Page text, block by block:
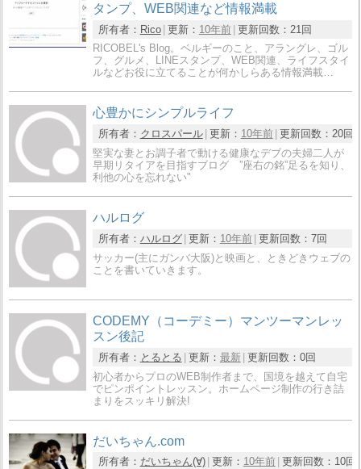
タンプ、WEB関連など情報満載
所有者： Rico 更新： 10年前 更新回数： 21回
RICOBEL's Blog。ベルギーのこと、アラングレ、ゴル
フ、グルメ、LINEスタンプ、WEB関連、ライフスタイ
ルなどお役に立てることが何かしらある情報満載…
心豊かにシンプルライフ
所有者： クロスパール 更新： 10年前 更新回数： 20回
堅実な妻とお調子者で動ける健康なデブの夫婦二人が
早期リタイアを目指すブログ ”座右の銘”足るを知り、
利他の心を忘れない"
ハルログ
所有者： ハルログ 更新： 10年前 更新回数： 7回
サッカー(主にガンバ大阪)と映画と、ときどきウェブの
ことを書いていきます。
CODEMY（コーデミー）マンツーマンレッ
スン後記
所有者： とるとる 更新： 最新 更新回数： 0回
初心者からプロのWEB制作者まで、国境を越えて自宅
でピンポイントレッスン。ホームページ制作の行き詰
まりをスッキリ解決!
だいちゃん.com
所有者： だいちゃん(∀) 更新： 10年前 更新回数： 10回